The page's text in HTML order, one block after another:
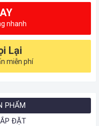
nhanh
Lại
miễn phí
PHẨM
ĐẶT